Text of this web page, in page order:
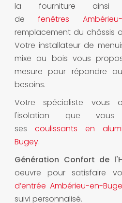
la fourniture
defenêtres Ambérieu-
remplacement du châssis
Votre installateur de
mixe ou bois vous
mesure pour répondre
besoins.
Votre spécialiste
l'isolation que vous
ses coulissants en
Bugey.
Génération Confort de
oeuvre pour satisfaire
d’entrée Ambérieu-en-
suivi personnalisé.